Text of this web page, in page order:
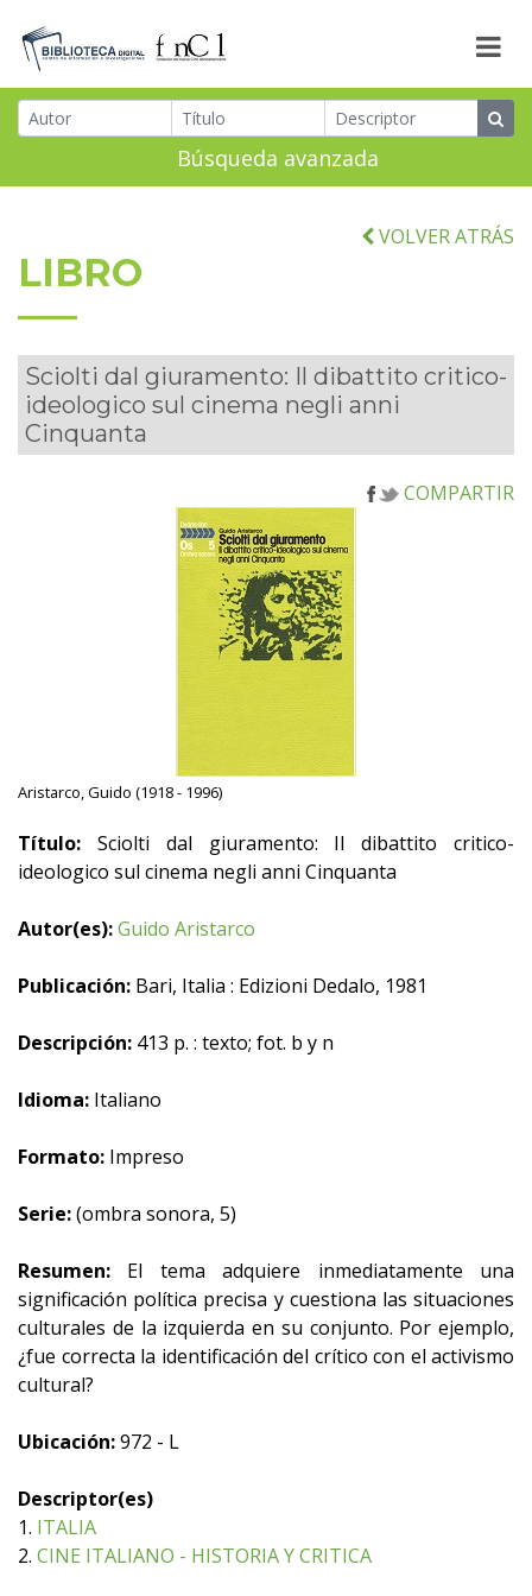
Búsqueda avanzada
VOLVER ATRÁS
LIBRO
Sciolti dal giuramento: Il dibattito critico-
ideologico sul cinema negli anni
Cinquanta
COMPARTIR
Aristarco, Guido (1918 - 1996)
Título: Sciolti dal giuramento: Il dibattito critico-
ideologico sul cinema negli anni Cinquanta
Autor(es):Guido Aristarco
Publicación: Bari, Italia : Edizioni Dedalo, 1981
Descripción: 413 p. : texto; fot. b y n
Idioma: Italiano
Formato: Impreso
Serie:(ombra sonora, 5)
Resumen: El tema adquiere inmediatamente una
significación política precisa y cuestiona las situaciones
culturales de la izquierda en su conjunto. Por ejemplo,
¿fue correcta la identificación del crítico con el activismo
cultural?
Ubicación:972 - L
Descriptor(es)
1. ITALIA
2. CINE ITALIANO - HISTORIA Y CRITICA